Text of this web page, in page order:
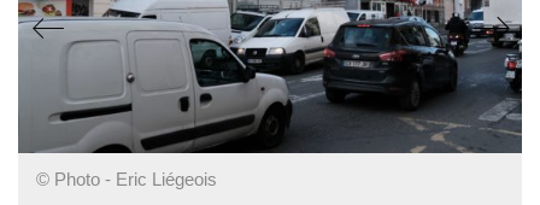
© Photo - Eric Liégeois